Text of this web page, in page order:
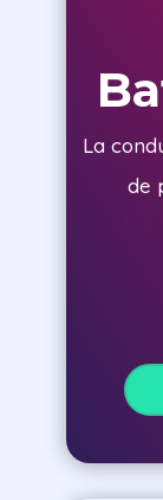
La
de